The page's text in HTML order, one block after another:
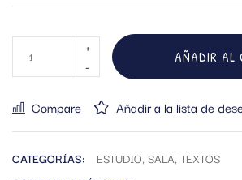
AÑADIR AL
Compare Añadir a la lista de
CATEGORÍAS: ESTUDIO, SALA, TEXTOS